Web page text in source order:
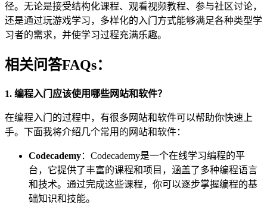
径。无论是接受结构化课程、观看视频教程、参与社区讨论，
还是通过玩游戏学习，多样化的入门方式能够满足各种类型学
习者的需求，并使学习过程充满乐趣。
相关问答FAQs：
1. 编程入门应该使用哪些网站和软件？
在编程入门的过程中，有很多网站和软件可以帮助你快速上
手。下面我将介绍几个常用的网站和软件：
Codecademy：Codecademy是一个在线学习编程的平
台，它提供了丰富的课程和项目，涵盖了多种编程语言
和技术。通过完成这些课程，你可以逐步掌握编程的基
础知识和技能。